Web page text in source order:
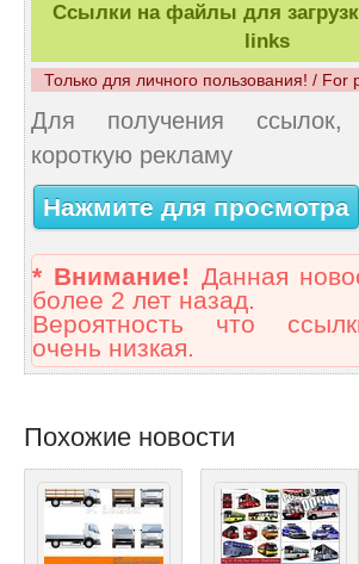
Ссылки на файлы для
links
Только для личного пользования! / For
Для получения ссылок,
короткую рекламу
Нажмите для просмотра
* Внимание! Данная
более 2 лет назад.
Вероятность что
очень низкая.
Похожие новости